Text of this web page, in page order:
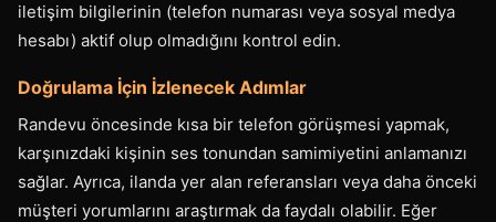
iletişim bilgilerinin (telefon numarası veya sosyal medya
hesabı) aktif olup olmadığını kontrol edin.
Doğrulama İçin İzlenecek Adımlar
Randevu öncesinde kısa bir telefon görüşmesi yapmak,
karşınızdaki kişinin ses tonundan samimiyetini anlamanızı
sağlar. Ayrıca, ilanda yer alan referansları veya daha önceki
müşteri yorumlarını araştırmak da faydalı olabilir. Eğer